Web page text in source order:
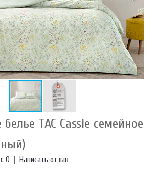
TAC Cassie семейное
0 Написать отзыв